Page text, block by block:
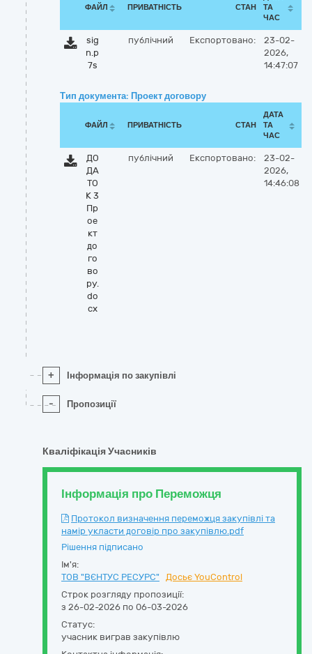
ФАЙЛ ПРИВАТНІСТЬ СТАН
ТА
ЧАС
sig
n.p
7s
публічний Експортовано:
23-02-
2026,
14:47:07
Тип документа: Проект договору
ФАЙЛ ПРИВАТНІСТЬ СТАН
ДАТА
ТА
ЧАС
ДО
ДА
ТО
К 3
Пр
ое
кт
до
го
во
ру.
do
cx
публічний Експортовано:
23-02-
2026,
14:46:08
+ Інформація по закупівлі
- Пропозиції
Кваліфікація Учасників
Інформація про Переможця
Протокол визначення переможця закупівлі та
намір укласти договір про закупівлю.pdf
Рішення підписано
Ім'я:
ТОВ "ВЄНТУС РЕСУРС"
Досьє YouControl
Строк розгляду пропозиції:
з 26-02-2026 по 06-03-2026
Статус:
учасник виграв закупівлю